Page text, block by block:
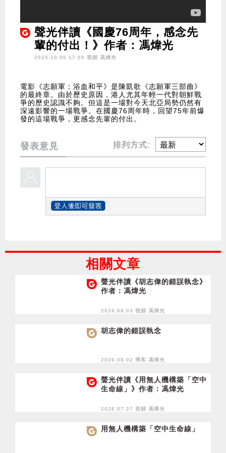
聲光伴讀《國慶76周年，感念先
輩的付出！》作者：馮煒光
2025.10.06 17:00 視頻 馮煒光
電影《志願軍：浴血和平》是陳凱歌《志願軍三部曲》
的最終章。由於歷史原因，港人尤其年輕一代對朝鮮戰
爭的歷史認識不夠。但這是一場對今天北亞局勢仍然有
深遠影響的一場戰爭。在國慶76周年時，回望75年前爆
發的這場戰爭，更感念先輩的付出。
發表意見 排列方式:
相關文章
聲光伴讀《胡志偉的錯誤執念》
作者：馮煒光
2026.08.03 視頻 馮煒光
胡志偉的錯誤執念
2026.08.02 博客 馮煒光
聲光伴讀《用無人機構築「空中
生命線」》作者：馮煒光
2026.07.27 視頻 馮煒光
用無人機構築「空中生命線」